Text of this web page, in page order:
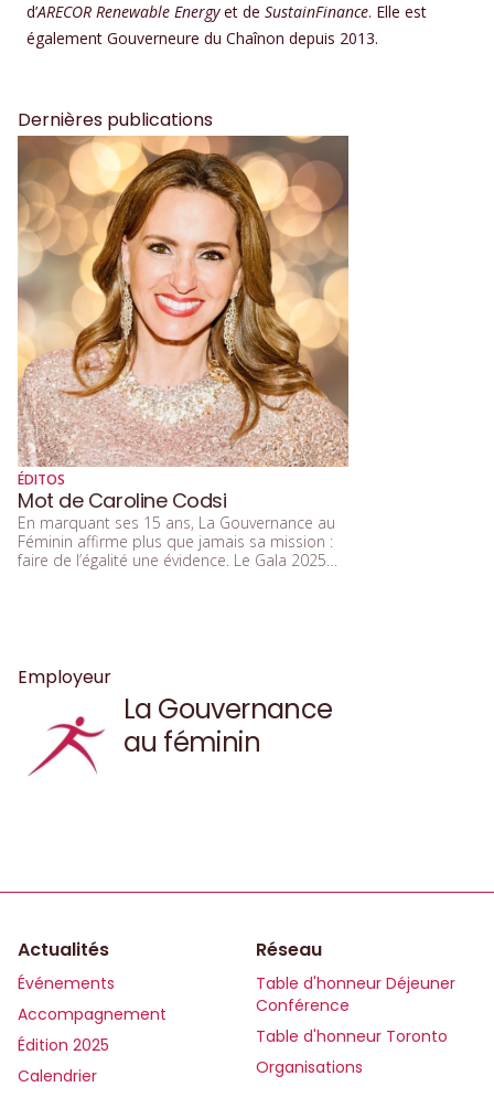
d’ARECOR Renewable Energyet de SustainFinance. Elle est
également Gouverneure du Chaînon depuis 2013.
Dernières publications
ÉDITOS
Mot de Caroline Codsi
En marquant ses 15 ans, La Gouvernance au
Féminin affirme plus que jamais sa mission :
faire de l’égalité une évidence. Le Gala 2025
Employeur
La Gouvernance
au féminin
Actualités
Événements
Accompagnement
Édition 2025
Calendrier
Réseau
Table d'honneur Déjeuner
Conférence
Table d'honneur Toronto
Organisations